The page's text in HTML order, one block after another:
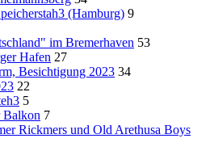
(Hamburg) 9
im Bremerhaven 53
Hafen 27
Besichtigung 2023 34
22
5
Balkon 7
Rickmers und Old Arethusa Boys